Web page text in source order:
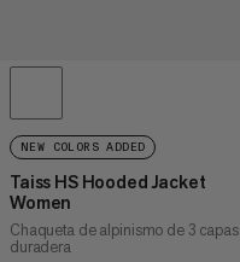
NEW COLORS ADDED
Taiss HS Hooded Jacket
Women
Chaqueta de alpinismo de 3 capas
duradera